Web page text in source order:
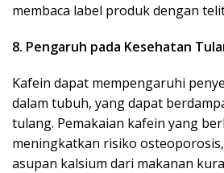
membaca label produk dengan
8. Pengaruh pada Kesehatan
Kafein dapat mempengaruhi
dalam tubuh, yang dapat
tulang. Pemakaian kafein yang
meningkatkan risiko
asupan kalsium dari makanan